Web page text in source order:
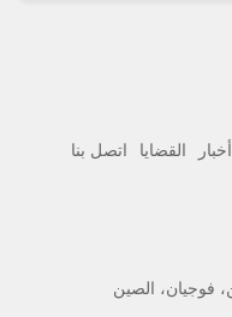
أخبار القضايا اتصل بنا